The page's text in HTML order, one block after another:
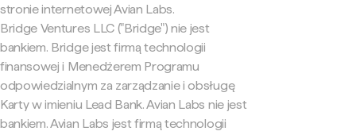
stronie internetowej Avian Labs.
Bridge Ventures LLC ("Bridge") nie jest
bankiem. Bridge jest firmą technologii
finansowej i Menedżerem Programu
odpowiedzialnym za zarządzanie i obsługę
Karty w imieniu Lead Bank. Avian Labs nie jest
bankiem. Avian Labs jest firmą technologii